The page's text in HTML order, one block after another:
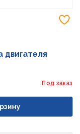
двигателя
Под заказ